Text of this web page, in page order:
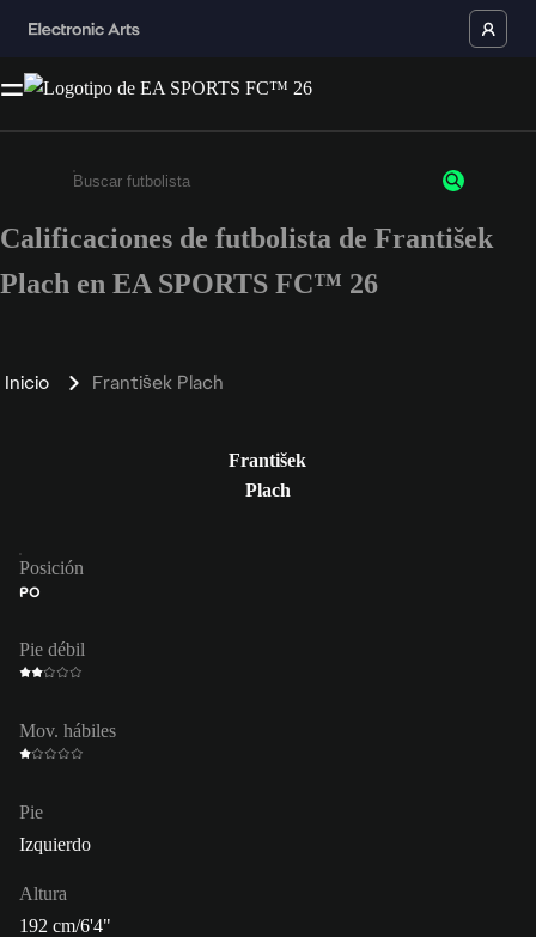
Ingresa un mínimo de 3 caracteres o números
Calificaciones de futbolista de František
Plach en EA SPORTS FC™ 26
Inicio František Plach
František
Plach
Posición
PO
Pie débil
Mov. hábiles
Pie
Izquierdo
Altura
192 cm/6'4"